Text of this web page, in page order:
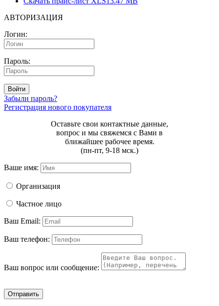
АВТОРИЗАЦИЯ
Логин:
Пароль:
Войти
Забыли пароль?
Регистрация нового покупателя
Оставьте свои контактные данные,
вопрос и мы свяжемся с Вами в
ближайшее рабочее время.
(пн-пт, 9-18 мск.)
Ваше имя:
Организация
Частное лицо
Ваш Email:
Ваш телефон:
Ваш вопрос или сообщение:
Отправить